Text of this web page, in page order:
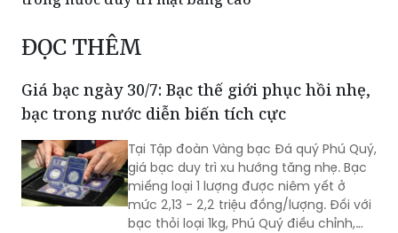
ĐỌC THÊM
Giá bạc ngày 30/7: Bạc thế giới phục hồi nhẹ,
bạc trong nước diễn biến tích cực
Tại Tập đoàn Vàng bạc Đá quý Phú Quý,
giá bạc duy trì xu hướng tăng nhẹ. Bạc
miếng loại 1 lượng được niêm yết ở
mức 2,13 - 2,2 triệu đồng/lượng. Đối với
bạc thỏi loại 1kg, Phú Quý điều chỉnh,